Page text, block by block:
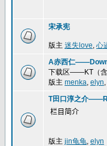
宋承宪
版主 迷失love, 心
A赤西仁
下载区——KT（含
版主 menka, elyn,
T田口淳之介
栏目简介
版主 jin龟龟, elyn